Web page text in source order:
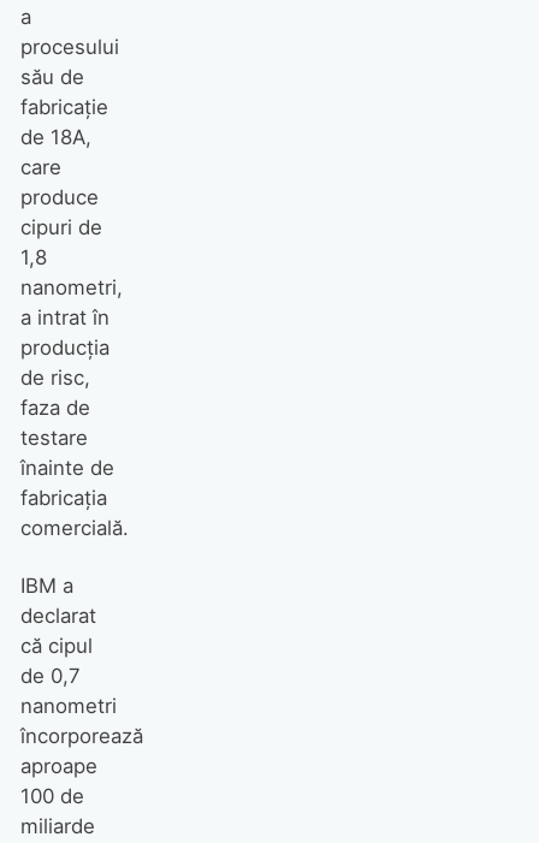
a
procesului
său de
fabricație
de 18A,
care
produce
cipuri de
1,8
nanometri,
a intrat în
producția
de risc,
faza de
testare
înainte de
fabricația
comercială.
IBM a
declarat
că cipul
de 0,7
nanometri
încorporează
aproape
100 de
miliarde